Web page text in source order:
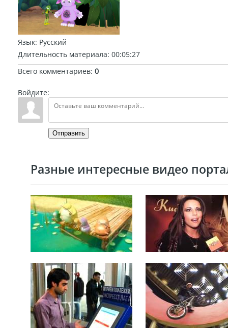
Язык: Русский
Длительность материала: 00:05:27
Всего комментариев: 0
Войдите:
Отправить
Разные интересные видео